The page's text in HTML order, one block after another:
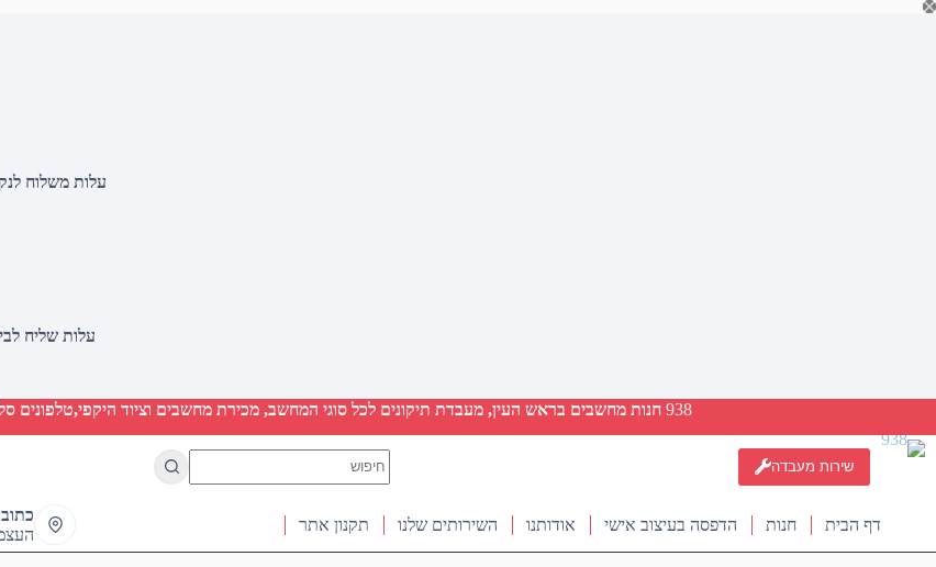
Skip
עלות משלוח לנקודת חלוקה 20 שקלים,
עלות שליח לבית הלקוח 50 שקלים, בהזמנות
938 חנות מחשבים בראש העין, מעבדת תיקונים לכל סוגי המחשב, מכירת מחשבים וציוד היקפי,טלפונים
שירות מעבדה
results
דף הבית
חנות הדפסה בעיצוב אישי אודותנו השירותים שלנו תקנון אתר
העצמאות